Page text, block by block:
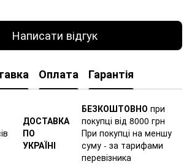
Написати відгук
Оплата Гарантія
ДОСТАВКА
ПО
УКРАЇНІ
БЕЗКОШТОВНО при
покупці від 8000 грн
При покупці на меншу
суму - за тарифами
перевізника